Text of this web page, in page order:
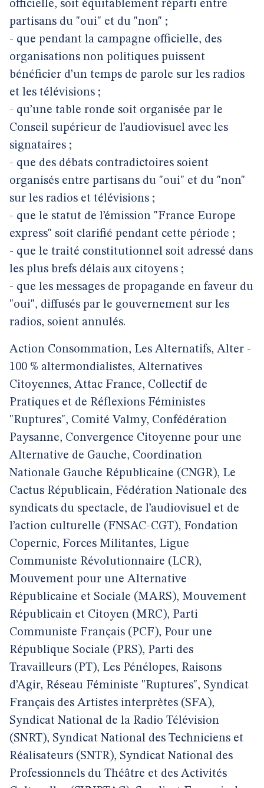
officielle, soit équitablement réparti entre
partisans du "oui" et du "non" ;
- que pendant la campagne officielle, des
organisations non politiques puissent
bénéficier d’un temps de parole sur les radios
et les télévisions ;
- qu’une table ronde soit organisée par le
Conseil supérieur de l’audiovisuel avec les
signataires ;
- que des débats contradictoires soient
organisés entre partisans du "oui" et du "non"
sur les radios et télévisions ;
- que le statut de l’émission "France Europe
express" soit clarifié pendant cette période ;
- que le traité constitutionnel soit adressé dans
les plus brefs délais aux citoyens ;
- que les messages de propagande en faveur du
"oui", diffusés par le gouvernement sur les
radios, soient annulés.
Action Consommation, Les Alternatifs, Alter -
100 % altermondialistes, Alternatives
Citoyennes, Attac France, Collectif de
Pratiques et de Réflexions Féministes
"Ruptures", Comité Valmy, Confédération
Paysanne, Convergence Citoyenne pour une
Alternative de Gauche, Coordination
Nationale Gauche Républicaine (CNGR), Le
Cactus Républicain, Fédération Nationale des
syndicats du spectacle, de l’audiovisuel et de
l’action culturelle (FNSAC-CGT), Fondation
Copernic, Forces Militantes, Ligue
Communiste Révolutionnaire (LCR),
Mouvement pour une Alternative
Républicaine et Sociale (MARS), Mouvement
Républicain et Citoyen (MRC), Parti
Communiste Français (PCF), Pour une
République Sociale (PRS), Parti des
Travailleurs (PT), Les Pénélopes, Raisons
d’Agir, Réseau Féministe "Ruptures", Syndicat
Français des Artistes interprètes (SFA),
Syndicat National de la Radio Télévision
(SNRT), Syndicat National des Techniciens et
Réalisateurs (SNTR), Syndicat National des
Professionnels du Théâtre et des Activités